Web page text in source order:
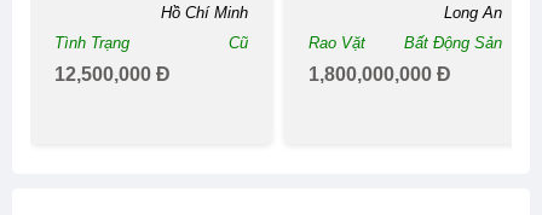
Hồ Chí Minh
Tình Trạng
Cũ
12,500,000 Đ
Long An
Rao Vặt
Bất Động Sản
1,800,000,000 Đ